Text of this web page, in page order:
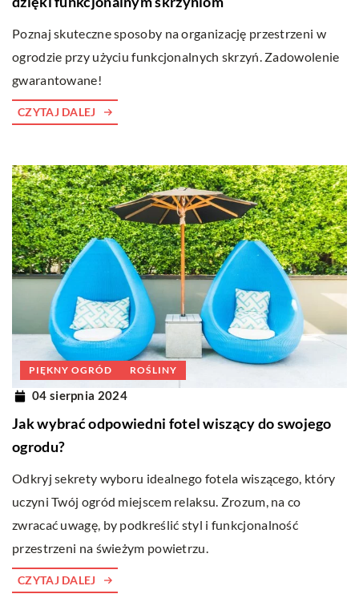
Poznaj skuteczne sposoby na organizację przestrzeni w
ogrodzie przy użyciu funkcjonalnych skrzyń. Zadowolenie
gwarantowane!
CZYTAJ DALEJ
PIĘKNY OGRÓD ROŚLINY
04 sierpnia 2024
Jak wybrać odpowiedni fotel wiszący do swojego
ogrodu?
Odkryj sekrety wyboru idealnego fotela wiszącego, który
uczyni Twój ogród miejscem relaksu. Zrozum, na co
zwracać uwagę, by podkreślić styl i funkcjonalność
przestrzeni na świeżym powietrzu.
CZYTAJ DALEJ